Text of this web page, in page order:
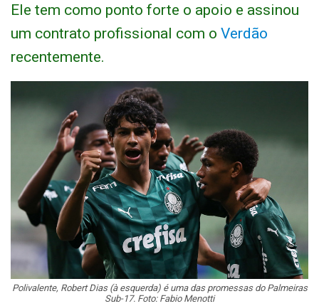
Ele tem como ponto forte o apoio e assinou
um contrato profissional com o Verdão
recentemente.
Polivalente, Robert Dias (à esquerda) é uma das promessas do Palmeiras
Sub-17. Foto: Fabio Menotti